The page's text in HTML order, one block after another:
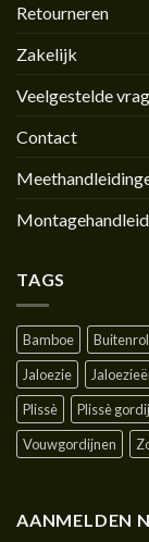
Retourneren
Zakelijk
Veelgestelde
Contact
TAGS
Bamboe
Jaloezie
Plissè
Plissè
Vouwgordijnen
AANMELDEN